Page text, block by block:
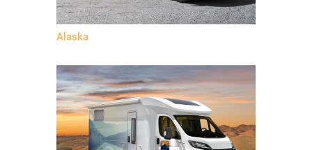
Alaska